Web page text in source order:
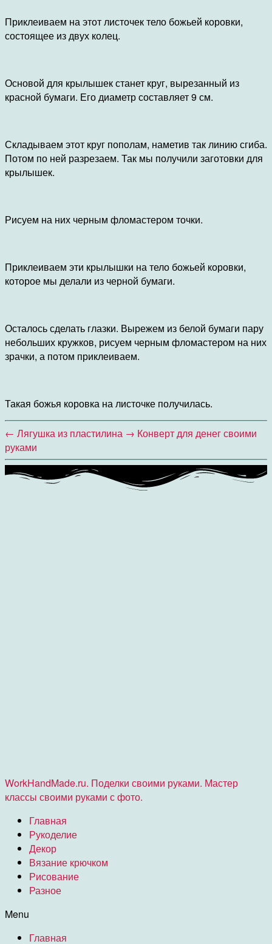
Приклеиваем на этот листочек тело божьей коровки,
состоящее из двух колец.
Основой для крылышек станет круг, вырезанный из
красной бумаги. Его диаметр составляет 9 см.
Складываем этот круг пополам, наметив так линию сгиба.
Потом по ней разрезаем. Так мы получили заготовки для
крылышек.
Рисуем на них черным фломастером точки.
Приклеиваем эти крылышки на тело божьей коровки,
которое мы делали из черной бумаги.
Осталось сделать глазки. Вырежем из белой бумаги пару
небольших кружков, рисуем черным фломастером на них
зрачки, а потом приклеиваем.
Такая божья коровка на листочке получилась.
← Лягушка из пластилина → Конверт для денег своими
руками
WorkHandMade.ru. Поделки своими руками. Мастер
классы своими руками с фото.
Главная
Рукоделие
Декор
Вязание крючком
Рисование
Разное
Menu
Главная